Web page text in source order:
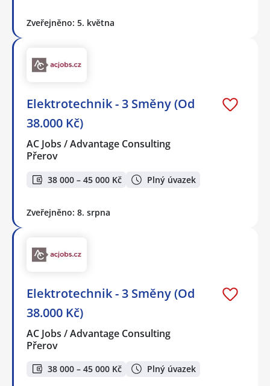
Zveřejněno: 5. května
Elektrotechnik - 3 Směny (Od
38.000 Kč)
AC Jobs / Advantage Consulting
Přerov
38 000 – 45 000 Kč Plný úvazek
Zveřejněno: 8. srpna
Elektrotechnik - 3 Směny (Od
38.000 Kč)
AC Jobs / Advantage Consulting
Přerov
38 000 – 45 000 Kč Plný úvazek